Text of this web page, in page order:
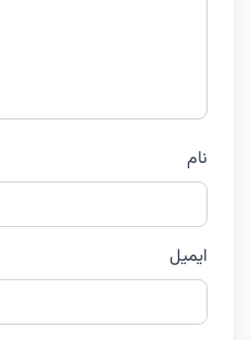
نام
ایمیل